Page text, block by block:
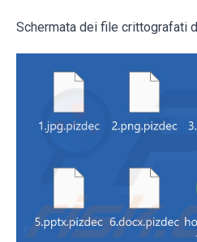
Schermata dei file crittografati